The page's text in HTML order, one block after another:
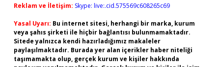
Reklam ve İletişim: Skype: live:.cid.575569c608265c69
Yasal Uyarı: Bu internet sitesi, herhangi bir marka, kurum
veya şahıs şirketi ile hiçbir bağlantısı bulunmamaktadır.
Sitede yalnızca kendi hazırladığımız makaleler
paylaşılmaktadır. Burada yer alan içerikler haber niteliği
taşımamakta olup, gerçek kurum ve kişiler hakkında